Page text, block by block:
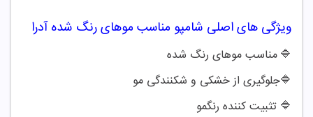
ویژگی های اصلی شامپو مناسب موهای رنگ شده آدرا
🔷مناسب موهای رنگ شده
🔷جلوگیری از خشکی و شکنندگی مو
🔷 تثبیت کننده رنگمو